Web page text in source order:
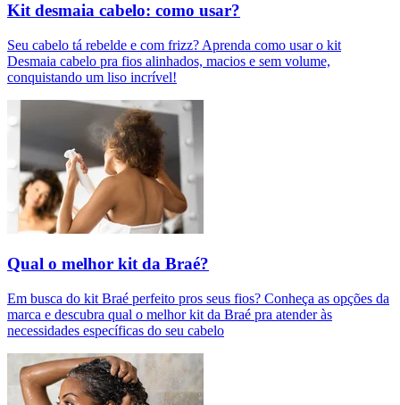
Kit desmaia cabelo: como usar?
Seu cabelo tá rebelde e com frizz? Aprenda como usar o kit
Desmaia cabelo pra fios alinhados, macios e sem volume,
conquistando um liso incrível!
Qual o melhor kit da Braé?
Em busca do kit Braé perfeito pros seus fios? Conheça as opções da
marca e descubra qual o melhor kit da Braé pra atender às
necessidades específicas do seu cabelo